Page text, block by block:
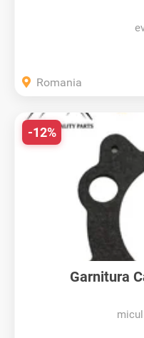
Romania
Garnitura
-12%